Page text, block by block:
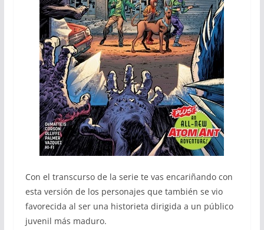
Con el transcurso de la serie te vas encariñando con
esta versión de los personajes que también se vio
favorecida al ser una historieta dirigida a un público
juvenil más maduro.